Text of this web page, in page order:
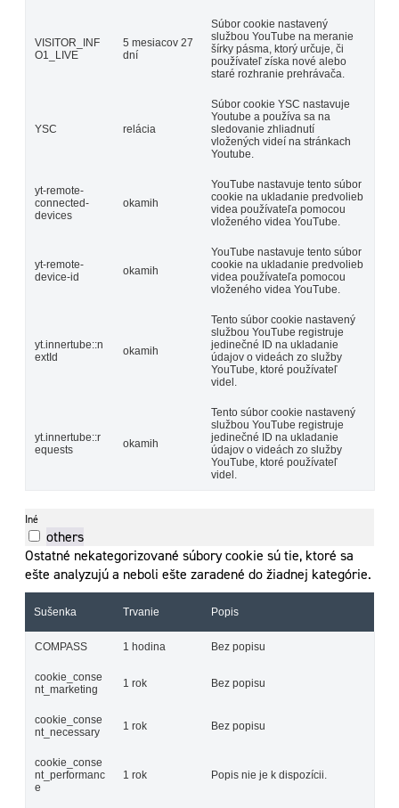
VISITOR_INF
O1_LIVE
5 mesiacov 27
dní
Súbor cookie nastavený
službou YouTube na meranie
šírky pásma, ktorý určuje, či
používateľ získa nové alebo
staré rozhranie prehrávača.
YSC relácia
Súbor cookie YSC nastavuje
Youtube a používa sa na
sledovanie zhliadnutí
vložených videí na stránkach
Youtube.
yt-remote-
connected-
devices
okamih
YouTube nastavuje tento súbor
cookie na ukladanie predvolieb
videa používateľa pomocou
vloženého videa YouTube.
yt-remote-
device-id
okamih
YouTube nastavuje tento súbor
cookie na ukladanie predvolieb
videa používateľa pomocou
vloženého videa YouTube.
yt.innertube::n
extId
okamih
Tento súbor cookie nastavený
službou YouTube registruje
jedinečné ID na ukladanie
údajov o videách zo služby
YouTube, ktoré používateľ
videl.
yt.innertube::r
equests
okamih
Tento súbor cookie nastavený
službou YouTube registruje
jedinečné ID na ukladanie
údajov o videách zo služby
YouTube, ktoré používateľ
videl.
Iné
others
Ostatné nekategorizované súbory cookie sú tie, ktoré sa
ešte analyzujú a neboli ešte zaradené do žiadnej kategórie.
Sušenka Trvanie Popis
COMPASS 1 hodina Bez popisu
cookie_conse
nt_marketing
1 rok Bez popisu
cookie_conse
nt_necessary
1 rok Bez popisu
cookie_conse
nt_performanc
e
1 rok Popis nie je k dispozícii.